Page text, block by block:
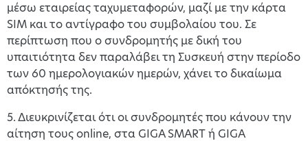
μέσω εταιρείας ταχυμεταφορών, μαζί με την κάρτα
SIM και το αντίγραφο του συμβολαίου του. Σε
περίπτωση που ο συνδρομητής με δική του
υπαιτιότητα δεν παραλάβει τη Συσκευή στην περίοδο
των 60 ημερολογιακών ημερών, χάνει το δικαίωμα
απόκτησής της.
5. Διευκρινίζεται ότι οι συνδρομητές που κάνουν την
αίτηση τους online, στα GIGA SMART ή GIGA